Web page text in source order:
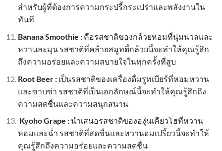
สำหรับผู้ที่ต้องการความกระปรี้กระเปร่าและพลังงานใน
ทันที
Banana Smoothie : คือรสชาติของกล้วยหอมที่นุ่มนวลและ
หวานละมุน รสชาติที่คล้ายสมูทตี้กล้วยนี้จะทำให้คุณรู้สึก
ถึงความอร่อยและความสบายใจในทุกครั้งที่สูบ
Root Beer : เป็นรสชาติของเครื่องดื่มรูทเบียร์ที่หอมหวาน
และซาบซ่า รสชาติที่เป็นเอกลักษณ์นี้จะทำให้คุณรู้สึกถึง
ความสดชื่นและความสนุกสนาน
Kyoho Grape : นำเสนอรสชาติขององุ่นเคียวโฮที่หวาน
หอมและฉ่ำ รสชาติที่สดชื่นและหวานอมเปรี้ยวนี้จะทำให้
คุณรู้สึกถึงความอร่อยและความสดชื่น